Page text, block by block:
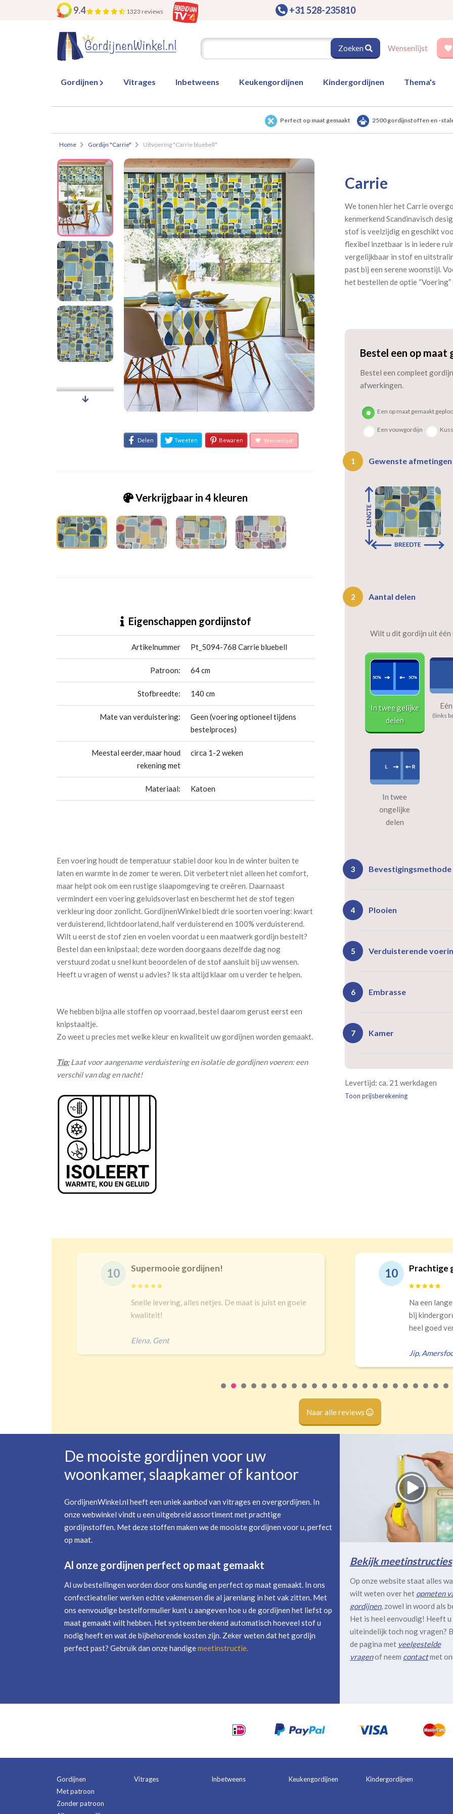
9.4 1323 reviews +31 528-235810
Zoeken Wensenlijst
Gordijnen Vitrages Inbetweens Keukengordijnen Kindergordijnen Thema's
Perfect op maat gemaakt 2500 gordijnstoffen en -
Home Gordijn "Carrie" Uitvoering "Carrie bluebell"
Delen Tweeten Bewaren Wensenlijst
Verkrijgbaar in 4 kleuren
Eigenschappen gordijnstof
Artikelnummer Pt_5094-768 Carrie bluebell
Patroon: 64 cm
Stofbreedte: 140 cm
Mate van verduistering:
Geen (voering optioneel tijdens
bestelproces)
Meestal eerder, maar houd
rekening met
circa 1-2 weken
Materiaal: Katoen
Een voering houdt de temperatuur stabiel door kou in de winter buiten te
laten en warmte in de zomer te weren. Dit verbetert niet alleen het comfort,
maar helpt ook om een rustige slaapomgeving te creëren. Daarnaast
vermindert een voering geluidsoverlast en beschermt het de stof tegen
verkleuring door zonlicht. GordijnenWinkel biedt drie soorten voering: kwart
verduisterend, lichtdoorlatend, half verduisterend en 100% verduisterend.
Wilt u eerst de stof zien en voelen voordat u een maatwerk gordijn bestelt?
Bestel dan een knipstaal; deze worden doorgaans dezelfde dag nog
verstuurd zodat u snel kunt beoordelen of de stof aansluit bij uw wensen.
Heeft u vragen of wenst u advies? Ik sta altijd klaar om u verder te helpen.
We hebben bijna alle stoffen op voorraad, bestel daarom gerust eerst een
knipstaaltje.
Zo weet u precies met welke kleur en kwaliteit uw gordijnen worden gemaakt.
Tip:Laat voor aangename verduistering en isolatie de gordijnen voeren: een
verschil van dag en nacht!
Carrie
We tonen hier het Carrie
kenmerkend Scandinavisch
stof is veelzijdig en geschikt
flexibel inzetbaar is in iedere
vergelijkbaar in stof en
past bij een serene woonstijl.
het bestellen de optie
Bestel een op
Bestel een compleet
afwerkingen.
Een op maat gemaakt
Een vouwgordijn
1 Gewenste afmetingen
2 Aantal delen
Wilt u dit gordijn uit één
In twee gelijke
delen
(links
In twee
ongelijke
delen
3 Bevestigingsmethode
Rails
Rails
4 Plooien
Enkele plooi
5 Verduisterende
Gevoerde gordijnen
isoleert kou, warmte en
Geen extra
verduistering
6 Embrasse
Geen
7 Kamer
Bestelt u meerdere
kamer is bestemd. Wij
verplicht, maar wel handig)
Levertijd: ca. 21 werkdagen
Toon prijsberekening
Supermooie gordijnen!
Snelle levering, alles netjes. De maat is juist en goeie
Prachtige gordijnen en echt
Na een lange zoektocht in winkels
bij kindergordijnen. Top keuze!
heel goed verduisteren Ik had zelf
Naar alle reviews
De mooiste gordijnen voor uw
woonkamer, slaapkamer of kantoor
GordijnenWinkel.nl heeft een uniek aanbod van vitrages en overgordijnen. In
onze webwinkel vindt u een uitgebreid assortiment met prachtige
gordijnstoffen. Met deze stoffen maken we de mooiste gordijnen voor u, perfect
op maat.
Al onze gordijnen perfect op maat gemaakt
Al uw bestellingen worden door ons kundig en perfect op maat gemaakt. In ons
confectieatelier werken echte vakmensen die al jarenlang in het vak zitten. Met
ons eenvoudige bestelformulier kunt u aangeven hoe u de gordijnen het liefst op
maat gemaakt wilt hebben. Het systeem berekend automatisch hoeveel stof u
nodig heeft en wat de bijbehorende kosten zijn. Zeker weten dat het gordijn
perfect past? Gebruik dan onze handigemeetinstructie.
Bekijk meetinstructies
Op onze website staat alles
wilt weten over het opmeten
gordijnen, zowel in woord als
Het is heel eenvoudig! Heeft u
uiteindelijk toch nog vragen?
de pagina met veelgestelde
vragenof neem contactmet
Gordijnen
Met patroon
Zonder patroon
Vitrages Inbetweens Keukengordijnen Kindergordijnen